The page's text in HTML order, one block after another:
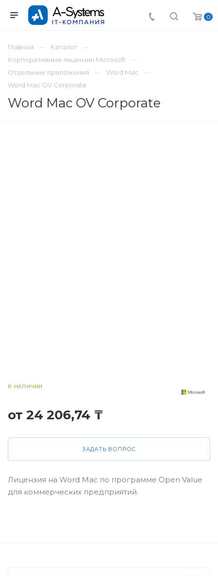
0
Главная
Каталог
Корпоративные лицензии Microsoft
Отдельные приложения
Word Mac
Word Mac OV Corporate
Word Mac OV Corporate
В НАЛИЧИИ
от 24 206,74 ₸
ЗАДАТЬ ВОПРОС
Лицензия на Word Mac по программе Open Value
для коммерческих предприятий.